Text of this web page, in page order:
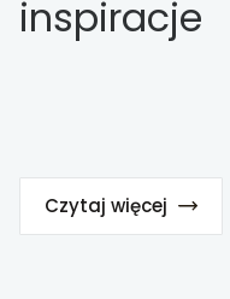
inspiracje
Czytaj więcej